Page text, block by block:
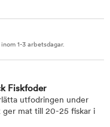
1-3 arbetsdagar.
Fiskfoder
utfodringen under
ger mat till 20-25 fiskar i